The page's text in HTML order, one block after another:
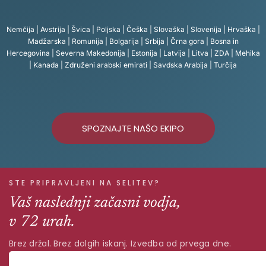
Nemčija | Avstrija | Švica | Poljska | Češka | Slovaška | Slovenija | Hrvaška |
Madžarska | Romunija | Bolgarija | Srbija | Črna gora | Bosna in
Hercegovina | Severna Makedonija | Estonija | Latvija | Litva | ZDA | Mehika
| Kanada | Združeni arabski emirati | Savdska Arabija | Turčija
SPOZNAJTE NAŠO EKIPO
STE PRIPRAVLJENI NA SELITEV?
Vaš naslednji začasni vodja,
v 72 urah.
Brez držal. Brez dolgih iskanj. Izvedba od prvega dne.